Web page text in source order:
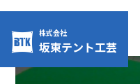
株式会社
坂東テント工芸